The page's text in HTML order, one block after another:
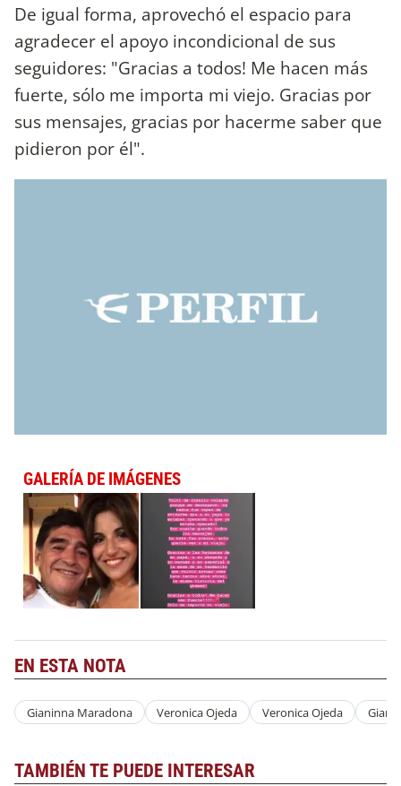
De igual forma, aprovechó el espacio para
agradecer el apoyo incondicional de sus
seguidores: "Gracias a todos! Me hacen más
fuerte, sólo me importa mi viejo. Gracias por
sus mensajes, gracias por hacerme saber que
pidieron por él".
GALERÍA DE IMÁGENES
EN ESTA NOTA
Gianinna Maradona Veronica Ojeda Veronica Ojeda
TAMBIÉN TE PUEDE INTERESAR